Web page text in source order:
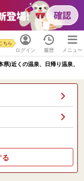
ログイン
ちら
履歴 メニュー
県)近くの温泉、日帰り温泉、
る